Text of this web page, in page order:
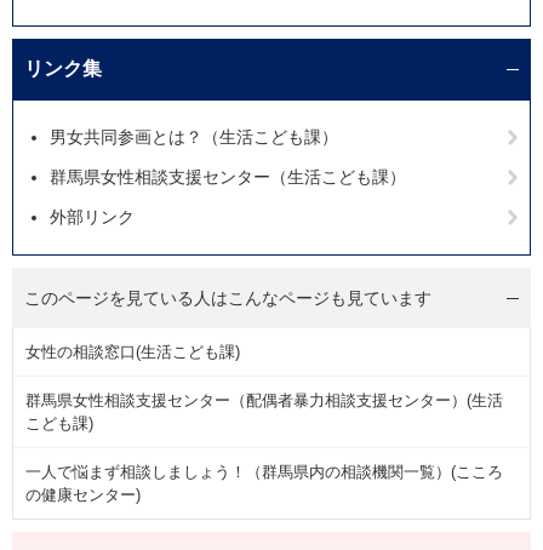
リンク集
男女共同参画とは？（生活こども課）
群馬県女性相談支援センター（生活こども課）
外部リンク
このページを見ている人はこんなページも見ています
女性の相談窓口(生活こども課)
群馬県女性相談支援センター（配偶者暴力相談支援センター）(生活
こども課)
一人で悩まず相談しましょう！（群馬県内の相談機関一覧）(こころ
の健康センター)